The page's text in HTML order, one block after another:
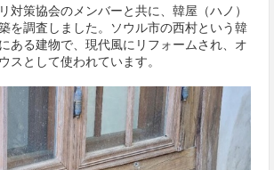
対策協会のメンバーと共に、韓屋（ハノ）
を調査しました。ソウル市の西村という韓
ある建物で、現代風にリフォームされ、オ
スとして使われています。